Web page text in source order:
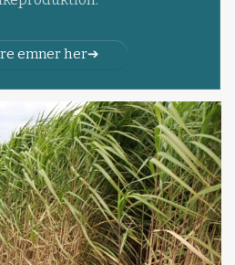
emner her